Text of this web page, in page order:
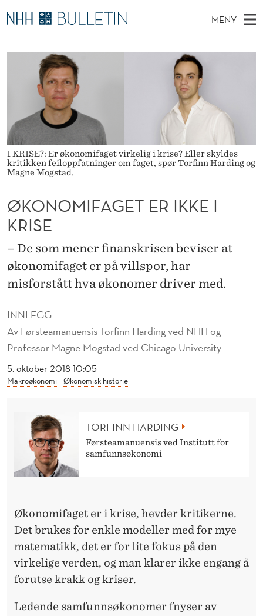
Ø
K
O
M
F
G
E
T
E
R
K
K
E
MENY
O
M
E
N
Y
Ø
E
D
E
T
Stipendiater og nye forskerprofiler
Disputaser
Ekspertutvalg
Om Bulletin
I KRISE?: Er økonomifaget virkelig i krise? Eller skyldes
kritikken feiloppfatninger om faget, spør Torfinn Harding og
Magne Mogstad.
INNLEGG
Av Førsteamanuensis Torfinn Harding ved NHH og
Professor Magne Mogstad ved Chicago University
5. oktober 2018 10:05
Makroøkonomi Økonomisk historie
ØKONOMIFAGET ER IKKE I
KRISE
– De som mener finanskrisen beviser at
økonomifaget er på villspor, har
misforstått hva økonomer driver med.
TORFINN HARDING
Førsteamanuensis ved Institutt for
samfunnsøkonomi
Økonomifaget er i krise, hevder kritikerne.
Det brukes for enkle modeller med for mye
matematikk, det er for lite fokus på den
virkelige verden, og man klarer ikke engang å
forutse krakk og kriser.
Ledende samfunnsøkonomer fnyser av